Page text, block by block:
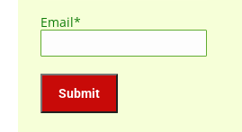
Email*